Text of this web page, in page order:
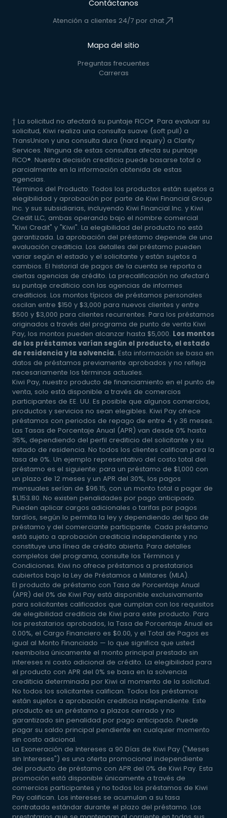
Contáctanos
Atención a clientes 24/7 por chat
Mapa del sitio
Preguntas frecuentes
Carreras
† La solicitud no afectará su puntaje FICO®. Para evaluar su
solicitud, Kiwi realiza una consulta suave (soft pull) a
TransUnion y una consulta dura (hard inquiry) a Clarity
Services. Ninguna de estas consultas afecta su puntaje
FICO®. Nuestra decisión crediticia puede basarse total o
parcialmente en la información obtenida de estas
agencias.
Términos del Producto: Todos los productos están sujetos a
elegibilidad y aprobación por parte de Kiwi Financial Group
Inc. y sus subsidiarias, incluyendo Kiwi Financial Inc. y Kiwi
Credit LLC, ambas operando bajo el nombre comercial
"Kiwi Credit" y "Kiwi". La elegibilidad del producto no está
garantizada. La aprobación del préstamo depende de una
evaluación crediticia. Los detalles del préstamo pueden
variar según el estado y el solicitante y están sujetos a
cambios. El historial de pagos de la cuenta se reporta a
ciertas agencias de crédito. La precalificación no afectará
su puntaje crediticio con las agencias de informes
crediticios. Los montos típicos de préstamos personales
oscilan entre $150 y $3,000 para nuevos clientes y entre
$500 y $3,000 para clientes recurrentes. Para los préstamos
originados a través del programa de punto de venta Kiwi
Pay, los montos pueden alcanzar hasta $5,000. Los montos
de los préstamos varían según el producto, el estado
de residencia y la solvencia. Esta información se basa en
datos de préstamos previamente aprobados y no refleja
necesariamente los términos actuales.
Kiwi Pay, nuestro producto de financiamiento en el punto de
venta, solo está disponible a través de comercios
participantes de EE. UU. Es posible que algunos comercios,
productos y servicios no sean elegibles. Kiwi Pay ofrece
préstamos con periodos de repago de entre 4 y 36 meses.
Las Tasas de Porcentaje Anual (APR) van desde 0% hasta
35%, dependiendo del perfil crediticio del solicitante y su
estado de residencia. No todos los clientes califican para la
tasa de 0%. Un ejemplo representativo del costo total del
préstamo es el siguiente: para un préstamo de $1,000 con
un plazo de 12 meses y un APR del 30%, los pagos
mensuales serían de $96.15, con un monto total a pagar de
$1,153.80. No existen penalidades por pago anticipado.
Pueden aplicar cargos adicionales o tarifas por pagos
tardíos, según lo permita la ley y dependiendo del tipo de
préstamo y del comerciante participante. Cada préstamo
está sujeto a aprobación crediticia independiente y no
constituye una línea de crédito abierta. Para detalles
completos del programa, consulte los Términos y
Condiciones. Kiwi no ofrece préstamos a prestatarios
cubiertos bajo la Ley de Préstamos a Militares (MLA).
El producto de préstamo con Tasa de Porcentaje Anual
(APR) del 0% de Kiwi Pay está disponible exclusivamente
para solicitantes calificados que cumplan con los requisitos
de elegibilidad crediticia de Kiwi para este producto. Para
los prestatarios aprobados, la Tasa de Porcentaje Anual es
0.00%, el Cargo Financiero es $0.00, y el Total de Pagos es
igual al Monto Financiado — lo que significa que usted
reembolsa únicamente el monto principal prestado sin
intereses ni costo adicional de crédito. La elegibilidad para
el producto con APR del 0% se basa en la solvencia
crediticia determinada por Kiwi al momento de la solicitud.
No todos los solicitantes califican. Todos los préstamos
están sujetos a aprobación crediticia independiente. Este
producto es un préstamo a plazos cerrado y no
garantizado sin penalidad por pago anticipado. Puede
pagar su saldo principal pendiente en cualquier momento
sin costo adicional.
La Exoneración de Intereses a 90 Días de Kiwi Pay ("Meses
sin Intereses") es una oferta promocional independiente
del producto de préstamo con APR del 0% de Kiwi Pay. Esta
promoción está disponible únicamente a través de
comercios participantes y no todos los préstamos de Kiwi
Pay califican. Los intereses se acumulan a su tasa
contratada estándar durante el plazo del préstamo. Los